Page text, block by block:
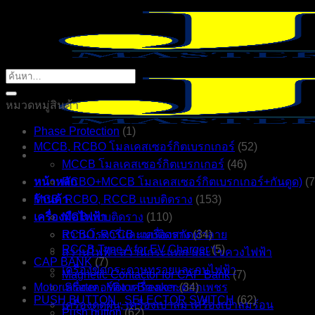
เนื้อหา
หน้าหลัก
ร้านค้า
เครื่องมือไฟฟ้า
สว่านโรตารี่และเครื่องสกัดทำลาย
สว่านไฟฟ้า สว่านกระแทก และไขควงไฟฟ้า
เครื่องขัดกระดาษทรายและกบไฟฟ้า
เครื่องคอร์ลิ่ง เครื่องเจาะดอกเพชร
เครื่องดูดฝุ่น, เครื่องเป่าลม เครื่องเป่าลมร้อน
ค้นหา:
หมวดหมู่สินค้า
Phase Protection (1)
MCCB, RCBO โมลเคสเซอร์กิตเบรกเกอร์ (52)
MCCB โมลเคสเซอร์กิตเบรกเกอร์ (46)
RCBO+MCCB โมลเคสเซอร์กิตเบรกเกอร์+กันดูด)
MCB, RCBO, RCCB แบบติดราง (153)
MCB แบบติดราง (110)
RCBO, RCCB แบบติดราง (34)
RCCB Type A for EV Charger (5)
CAP BANK (7)
Magnetic Contactor for CAP Bank (7)
Motor Starter , Motor Breaker (34)
PUSH BUTTON , SELECTOR SWITCH (62)
Push button (62)